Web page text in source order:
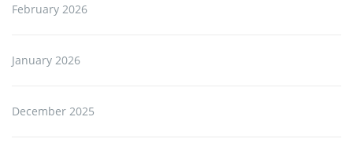
February 2026
January 2026
December 2025